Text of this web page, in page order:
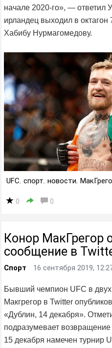
начале 2020-го», — ответил
ирландец выходил в октагон
Хабибу Нурмагомедову.
UFC, спорт, новости,
0 0
Конор МакГрегор
сообщение в
Спорт 16 сентября 2019,
Бывший чемпион UFC в
Макгрегор в Twitter
«Дублин, 14 декабря».
подразумевает возвращение
15 декабря намечен турнир